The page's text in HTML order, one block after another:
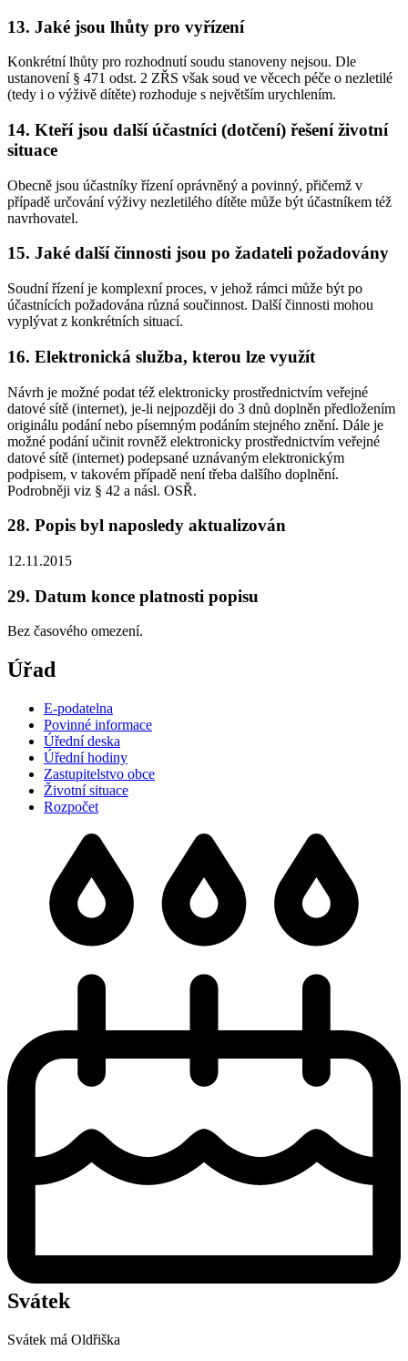
13. Jaké jsou lhůty pro vyřízení
Konkrétní lhůty pro rozhodnutí soudu stanoveny nejsou. Dle
ustanovení § 471 odst. 2 ZŘS však soud ve věcech péče o nezletilé
(tedy i o výživě dítěte) rozhoduje s největším urychlením.
14. Kteří jsou další účastníci (dotčení) řešení životní
situace
Obecně jsou účastníky řízení oprávněný a povinný, přičemž v
případě určování výživy nezletilého dítěte může být účastníkem též
navrhovatel.
15. Jaké další činnosti jsou po žadateli požadovány
Soudní řízení je komplexní proces, v jehož rámci může být po
účastnících požadována různá součinnost. Další činnosti mohou
vyplývat z konkrétních situací.
16. Elektronická služba, kterou lze využít
Návrh je možné podat též elektronicky prostřednictvím veřejné
datové sítě (internet), je-li nejpozději do 3 dnů doplněn předložením
originálu podání nebo písemným podáním stejného znění. Dále je
možné podání učinit rovněž elektronicky prostřednictvím veřejné
datové sítě (internet) podepsané uznávaným elektronickým
podpisem, v takovém případě není třeba dalšího doplnění.
Podrobněji viz § 42 a násl. OSŘ.
28. Popis byl naposledy aktualizován
12.11.2015
29. Datum konce platnosti popisu
Bez časového omezení.
Úřad
E-podatelna
Povinné informace
Úřední deska
Úřední hodiny
Zastupitelstvo obce
Životní situace
Rozpočet
Svátek
Svátek má Oldřiška